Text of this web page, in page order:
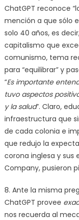
ChatGPT reconoce
mención a que sólo
solo 40 años, es
capitalismo que
comunismo, tema
para “equilibrar” y
“Es importante
tuvo aspectos
y la salud”. Claro,
infraestructura que
de cada colonia e
que redujo la
corona inglesa y sus
Company, pusieron
8. Ante la misma
ChatGPT provee
nos recuerda al